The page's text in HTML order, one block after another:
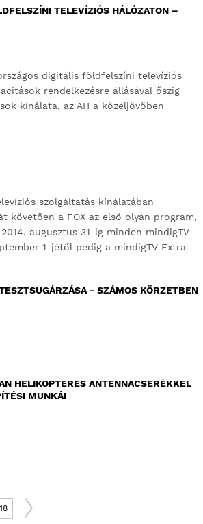
TELEVÍZIÓS HÁLÓZATON –
digitális földfelszíni televíziós
rendelkezésre állásával őszig
kínálata, az AH a közeljövőben
szolgáltatás kínálatában
követően a FOX az első olyan program,
augusztus 31-ig minden mindigTV
1-jétől pedig a mindigTV Extra
- SZÁMOS KÖRZETBEN
HELIKOPTERES ANTENNACSERÉKKEL
MUNKÁI
18